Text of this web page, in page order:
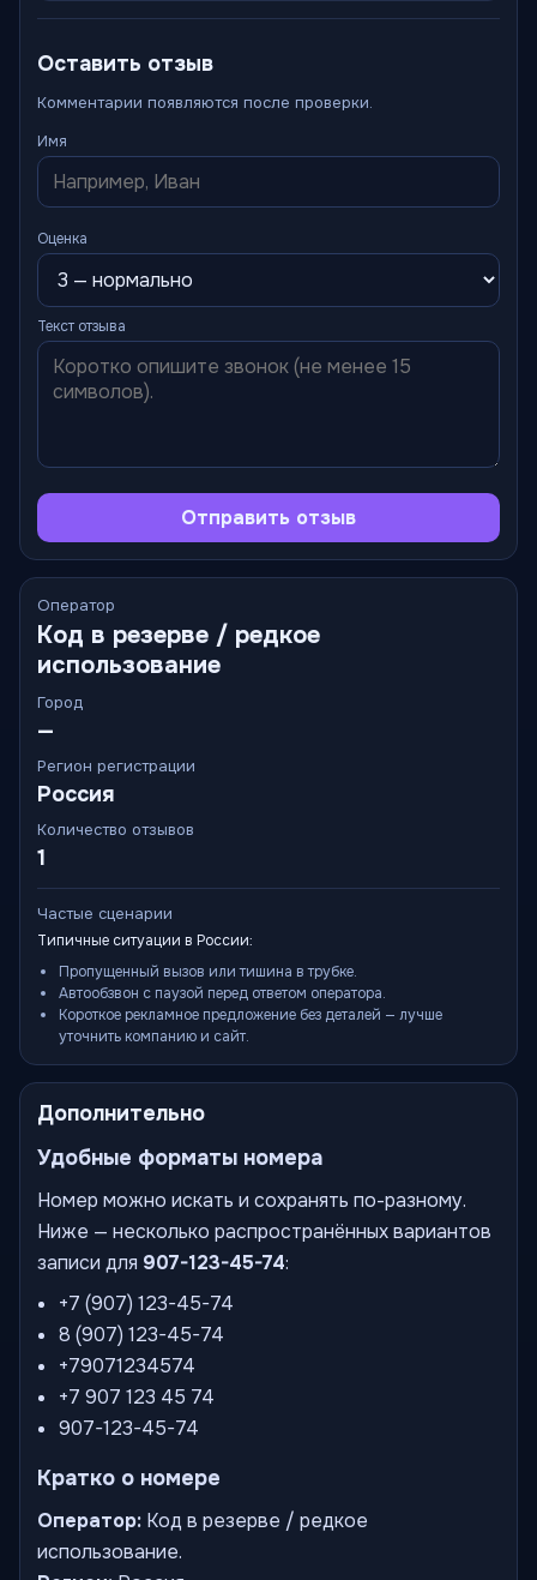
Оставить отзыв
Комментарии появляются после проверки.
Имя
Оценка
Текст отзыва
Отправить отзыв
Оператор
Код в резерве / редкое
использование
Город
—
Регион регистрации
Россия
Количество отзывов
1
Частые сценарии
Типичные ситуации в России:
Пропущенный вызов или тишина в трубке.
Автообзвон с паузой перед ответом оператора.
Короткое рекламное предложение без деталей — лучше
уточнить компанию и сайт.
Дополнительно
Удобные форматы номера
Номер можно искать и сохранять по-разному.
Ниже — несколько распространённых вариантов
записи для 907-123-45-74:
+7 (907) 123-45-74
8 (907) 123-45-74
+79071234574
+7 907 123 45 74
907-123-45-74
Кратко о номере
Оператор: Код в резерве / редкое
использование.